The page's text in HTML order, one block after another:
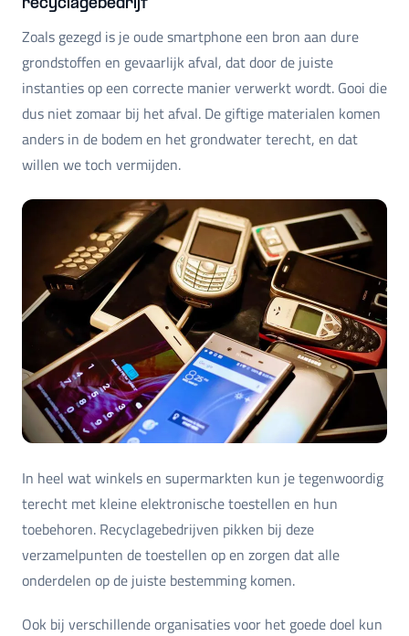
recyclagebedrijf
Zoals gezegd is je oude smartphone een bron aan dure
grondstoffen en gevaarlijk afval, dat door de juiste
instanties op een correcte manier verwerkt wordt. Gooi die
dus niet zomaar bij het afval. De giftige materialen komen
anders in de bodem en het grondwater terecht, en dat
willen we toch vermijden.
In heel wat winkels en supermarkten kun je tegenwoordig
terecht met kleine elektronische toestellen en hun
toebehoren. Recyclagebedrijven pikken bij deze
verzamelpunten de toestellen op en zorgen dat alle
onderdelen op de juiste bestemming komen.
Ook bij verschillende organisaties voor het goede doel kun